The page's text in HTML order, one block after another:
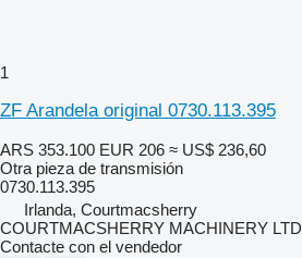
1
ZF Arandela original 0730.113.395
ARS 353.100 EUR 206 ≈ US$ 236,60
Otra pieza de transmisión
0730.113.395
Irlanda, Courtmacsherry
COURTMACSHERRY MACHINERY LTD
Contacte con el vendedor